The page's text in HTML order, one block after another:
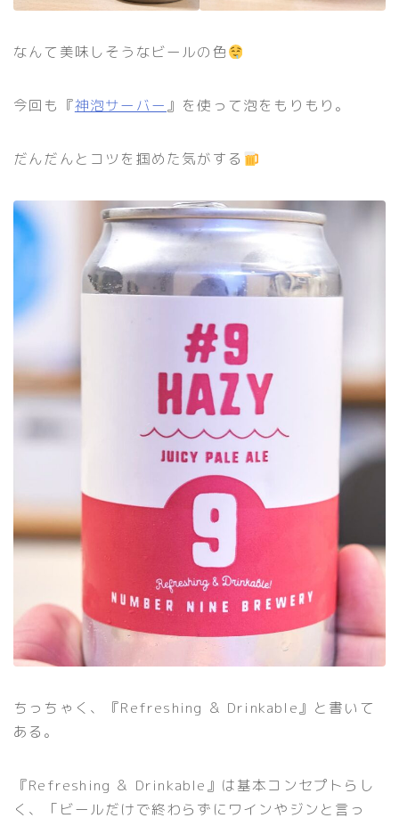
なんて美味しそうなビールの色
今回も『神泡サーバー』を使って泡をもりもり。
だんだんとコツを掴めた気がする
ちっちゃく、『Refreshing ＆ Drinkable』と書いて
ある。
『Refreshing ＆ Drinkable』は基本コンセプトらし
く、「ビールだけで終わらずにワインやジンと言っ